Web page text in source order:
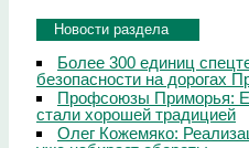
Новости раздела
Более 300 единиц
безопасности на дорогах
Профсоюзы Приморья:
стали хорошей традицией
Олег Кожемяко: